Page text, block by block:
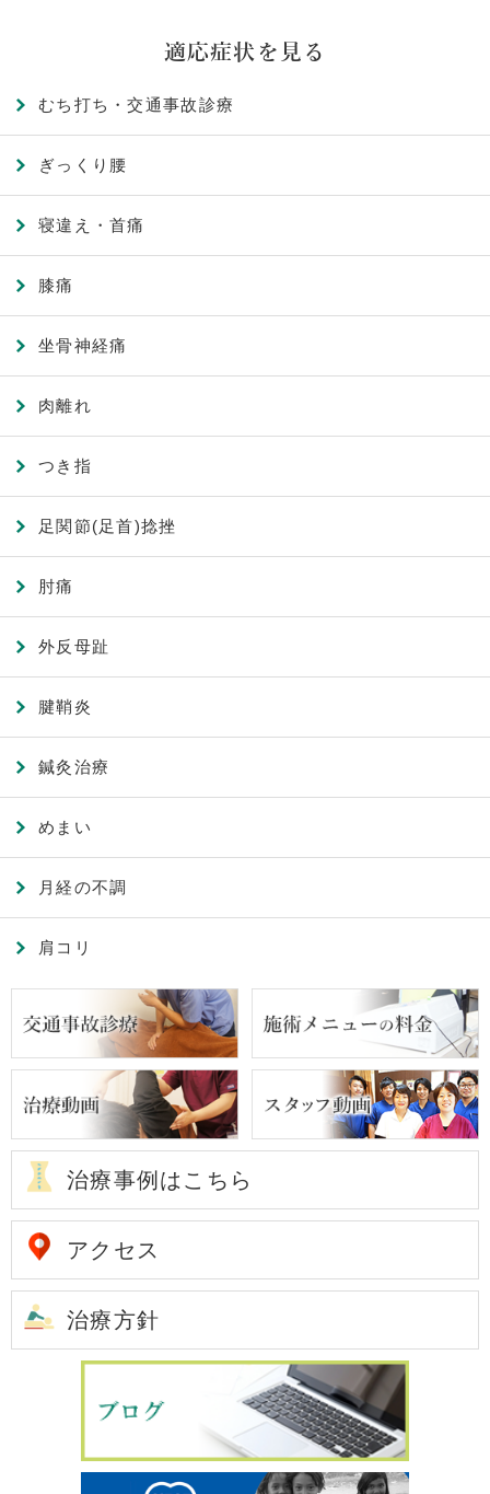
適応症状を見る
むち打ち・交通事故診療
ぎっくり腰
寝違え・首痛
膝痛
坐骨神経痛
肉離れ
つき指
足関節(足首)捻挫
肘痛
外反母趾
腱鞘炎
鍼灸治療
めまい
月経の不調
肩コリ
治療事例はこちら
アクセス
治療方針